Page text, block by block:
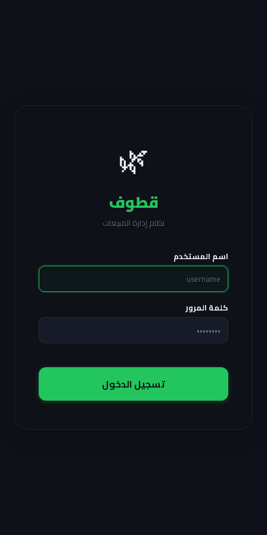
🌿
قطوف
نظام إدارة المبيعات
اسم المستخدم
كلمة المرور
تسجيل الدخول